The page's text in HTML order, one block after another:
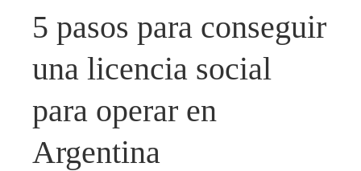
5 pasos para conseguir
una licencia social
para operar en
Argentina